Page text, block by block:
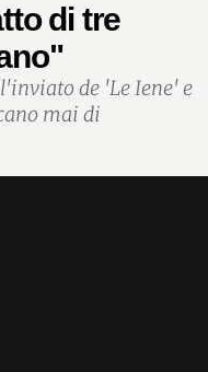
di tre
de 'Le Iene' e
mai di